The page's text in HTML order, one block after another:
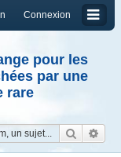
Connexion
pour les
par une
rare